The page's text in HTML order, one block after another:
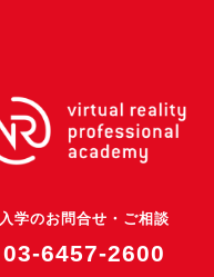
入学のお問合せ・ご相談
03-6457-2600